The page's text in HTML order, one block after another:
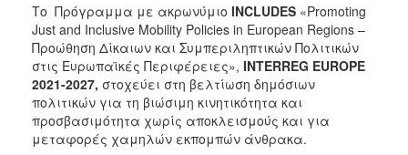
Το Πρόγραμμα με ακρωνύμιο INCLUDES «Promoting
Just and Inclusive Mobility Policies in European Regions –
Προώθηση Δίκαιων και Συμπεριληπτικών Πολιτικών
στις Ευρωπαϊκές Περιφέρειες», INTERREG EUROPE
2021-2027, στοχεύει στη βελτίωση δημόσιων
πολιτικών για τη βιώσιμη κινητικότητα και
προσβασιμότητα χωρίς αποκλεισμούς και για
μεταφορές χαμηλών εκπομπών άνθρακα.